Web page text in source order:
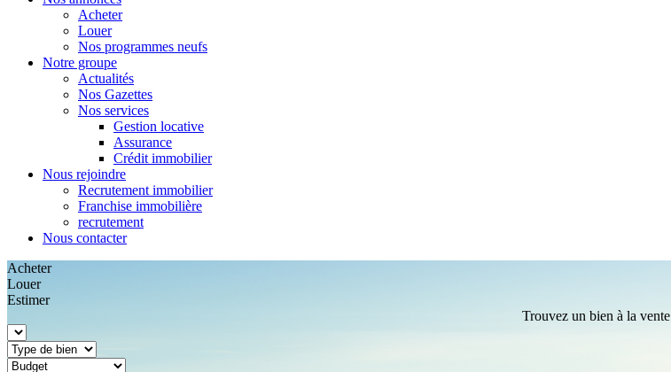
Acheter
Louer
Nos programmes neufs
Notre groupe
Actualités
Nos Gazettes
Nos services
Gestion locative
Assurance
Crédit immobilier
Nous rejoindre
Recrutement immobilier
Franchise immobilière
recrutement
Nous contacter
Acheter
Louer
Estimer
Trouvez un bien à la vente